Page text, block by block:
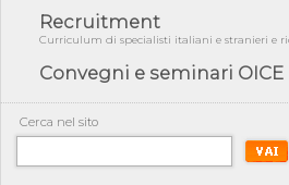
04/08/26 - CdS: partecipazione alla gara
acquiescenza r...
04/08/26 - DL Infrastrutture approvato
03/08/26 - TAR Piemonte: RUP può
esterno per v...
Recruitment
Curriculum di specialisti italiani e stranieri e
Convegni e seminari OICE
Cerca nel sito